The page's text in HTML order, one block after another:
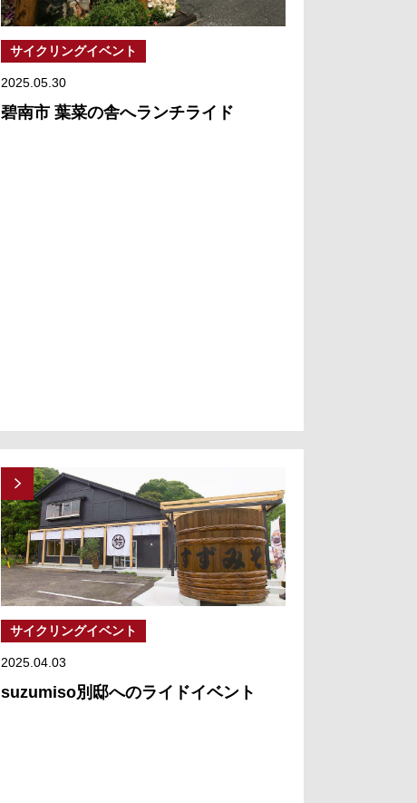
サイクリングイベント
2025.05.30
碧南市 葉菜の舎へランチライド
サイクリングイベント
2025.04.03
suzumiso別邸へのライドイベント